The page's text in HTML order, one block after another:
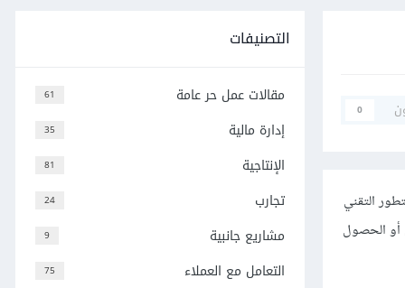
0
التقني
أو الحصول
التصنيفات
61 مقالات عمل حر عامة
35 إدارة مالية
81 الإنتاجية
24 تجارب
9 مشاريع جانبية
75 التعامل مع العملاء